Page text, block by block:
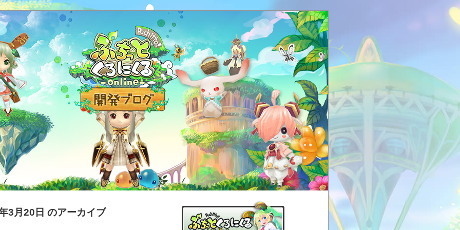
3月20日 のアーカイブ